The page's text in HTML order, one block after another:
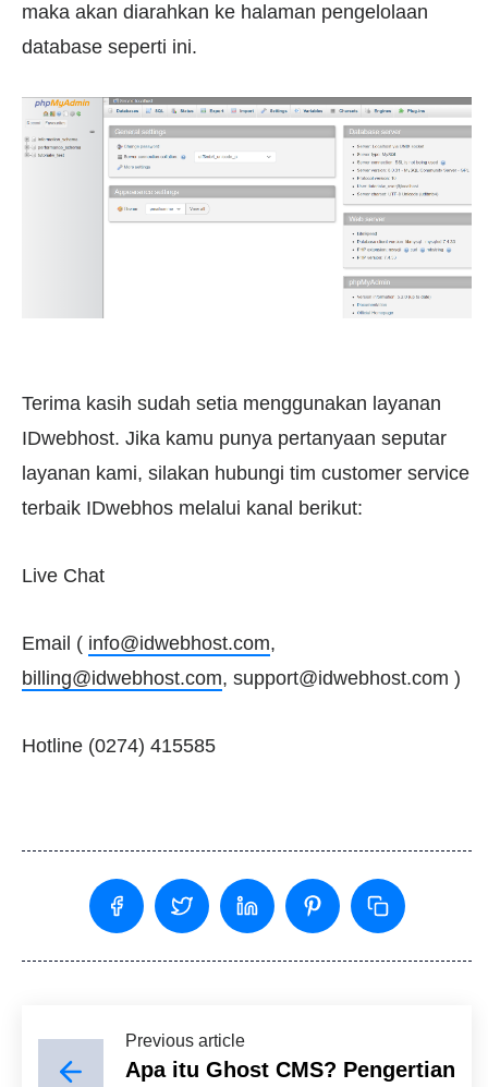
maka akan diarahkan ke halaman pengelolaan
database seperti ini.
Terima kasih sudah setia menggunakan layanan
IDwebhost. Jika kamu punya pertanyaan seputar
layanan kami, silakan hubungi tim customer service
terbaik IDwebhos melalui kanal berikut:
Live Chat
Email ( info@idwebhost.com,
billing@idwebhost.com, support@idwebhost.com )
Hotline (0274) 415585
Previous article
Apa itu Ghost CMS? Pengertian